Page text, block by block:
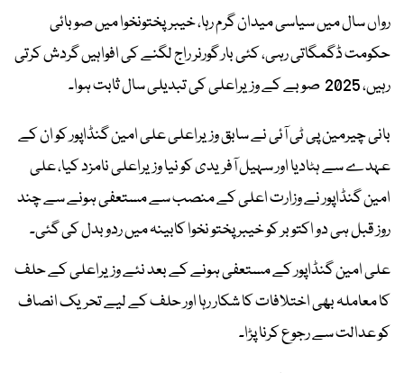
رواں سال میں سیاسی میدان گرم رہا، خیبرپختونخوا میں صوبائی
حکومت ڈگمگاتی رہی، کئی بار گورنر راج لگنے کی افواہیں گردش کرتی
رہیں، 2025 صوبے کے وزیراعلی کی تبدیلی سال ثابت ہوا۔
بانی چیرمین پی ٹی آئی نے سابق وزیراعلی علی امین گنڈاپور کو ان کے
عہدے سے ہٹادیا اور سہیل آفریدی کو نیا وزیراعلی نامزد کیا، علی
امین گنڈاپور نے وزارت اعلی کے منصب سے مستعفی ہونے سے چند
روز قبل ہی دو اکتوبر کو خیبر پختو نخوا کابینہ میں ردوبدل کی گئی۔
علی امین گنڈاپور کے مستعفی ہونے کے بعد نئے وزیراعلی کے حلف
کا معاملہ بھی اختلافات کا شکار رہا اور حلف کے لیے تحریک انصاف
کو عدالت سے رجوع کرنا پڑا۔